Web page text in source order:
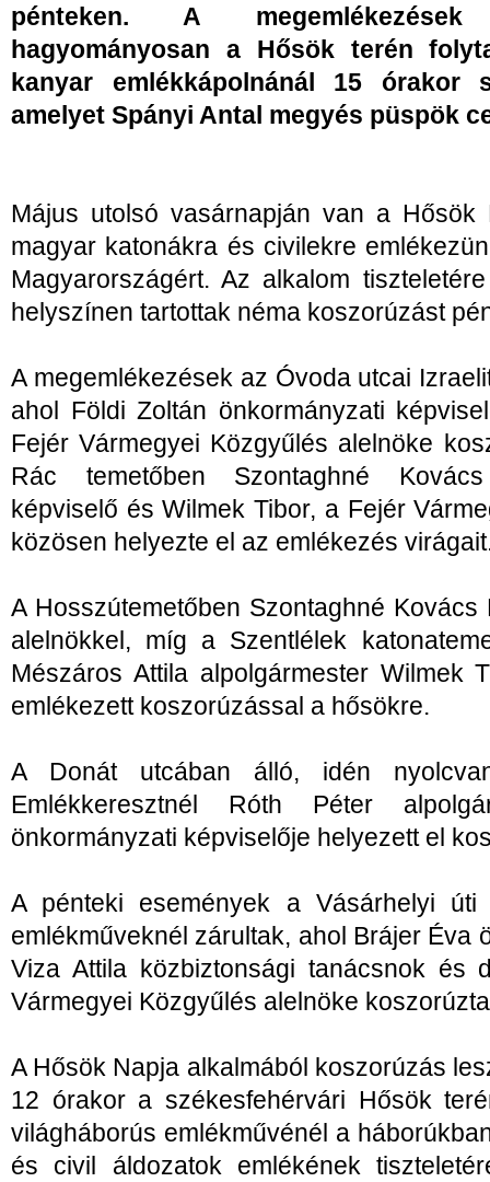
pénteken. A
hagyományosan a Hősök terén
kanyar emlékkápolnánál 15 órakor
amelyet Spányi Antal megyés püspök
Május utolsó vasárnapján van a
magyar katonákra és civilekre
Magyarországért. Az alkalom
helyszínen tartottak néma koszorúzást
A megemlékezések az Óvoda utcai
ahol Földi Zoltán önkormányzati
Fejér Vármegyei Közgyűlés alelnöke
Rác temetőben Szontaghné
képviselő és Wilmek Tibor, a Fejér
közösen helyezte el az emlékezés
A Hosszútemetőben Szontaghné
alelnökkel, míg a Szentlélek
Mészáros Attila alpolgármester Wilmek
emlékezett koszorúzással a hősökre.
A Donát utcában álló, idén
Emlékkeresztnél Róth Péter
önkormányzati képviselője helyezett el
A pénteki események a Vásárhelyi úti
emlékműveknél zárultak, ahol Brájer Éva
Viza Attila közbiztonsági tanácsnok és
Vármegyei Közgyűlés alelnöke
A Hősök Napja alkalmából koszorúzás
12 órakor a székesfehérvári Hősök
világháborús emlékművénél a
és civil áldozatok emlékének